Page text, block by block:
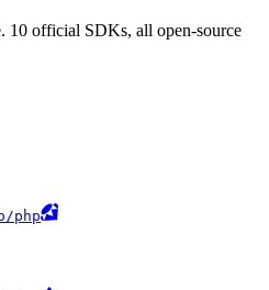
10 official SDKs, all open-source
php